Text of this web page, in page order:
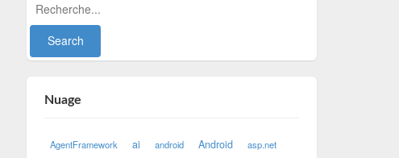
Nuage
AgentFramework ai android Android asp.net